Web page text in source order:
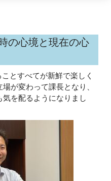
の心境と現在の心
とすべてが新鮮で楽しく
が変わって課長となり、
を配るようになりまし